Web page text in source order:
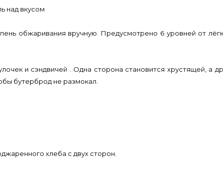
над вкусом
обжаривания вручную. Предусмотрено 6 уровней от
и сэндвичей . Одна сторона становится хрустящей, а
бутерброд не размокал.
хлеба с двух сторон.